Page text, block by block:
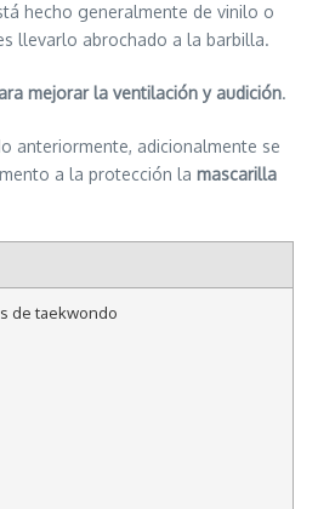
hecho generalmente de vinilo o
llevarlo abrochado a la barbilla.
mejorar la ventilación y audición.
anteriormente, adicionalmente se
a la protección la mascarilla